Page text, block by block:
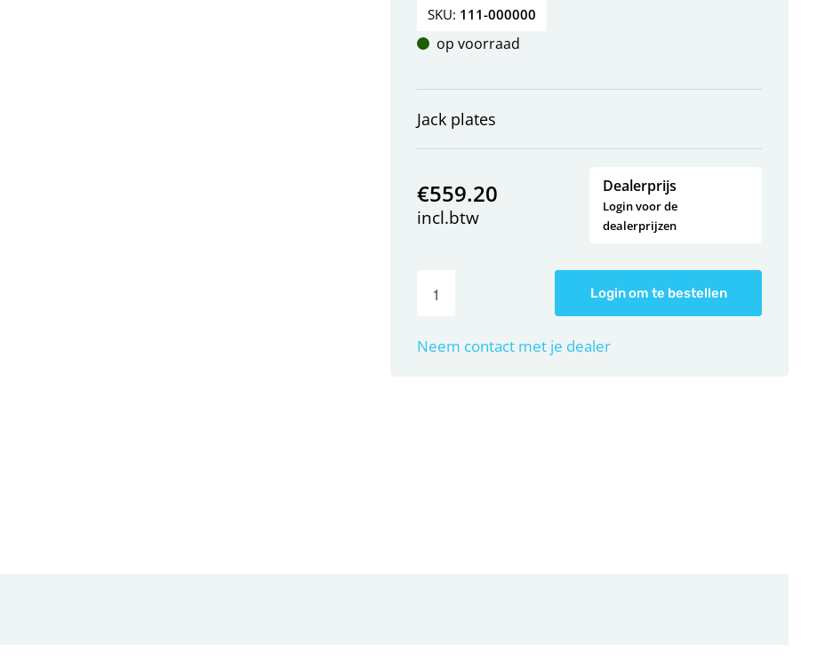
SKU: 111-000000
op voorraad
Jack plates
€559.20
incl.btw
Dealerprijs
Login voor de
dealerprijzen
Login om te bestellen
Neem contact met je dealer